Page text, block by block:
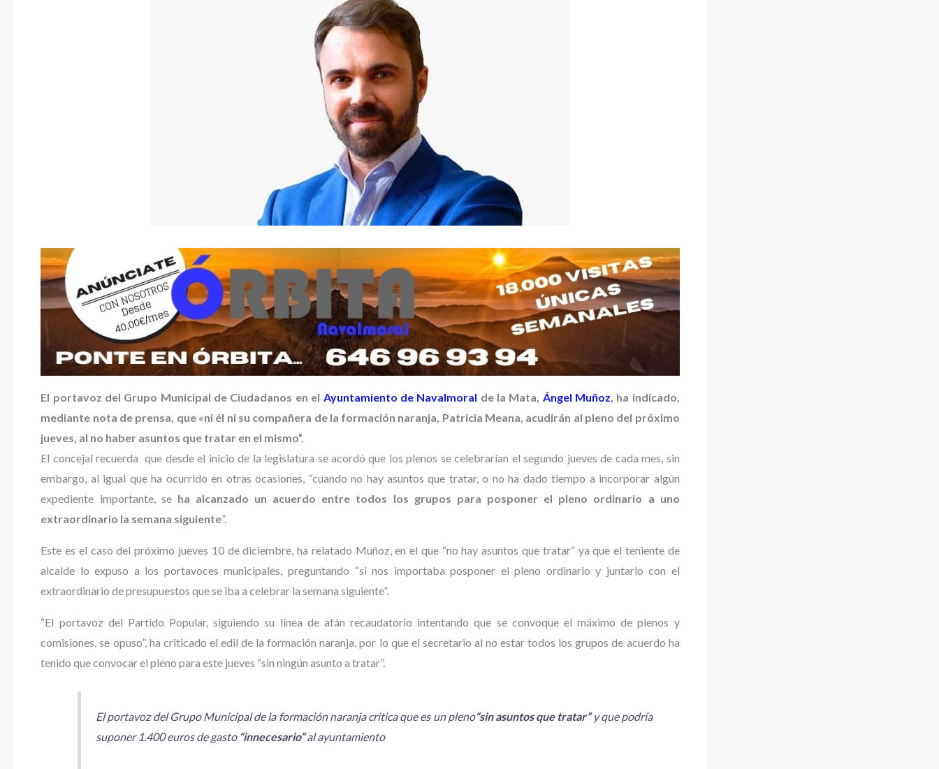
El portavoz del Grupo Municipal de Ciudadanos en el Ayuntamiento de Navalmoral de la Mata, Ángel Muñoz, ha indicado,
mediante nota de prensa, que «ni él ni su compañera de la formación naranja, Patricia Meana, acudirán al pleno del próximo
jueves, al no haber asuntos que tratar en el mismo”.
El concejal recuerda que desde el inicio de la legislatura se acordó que los plenos se celebrarían el segundo jueves de cada mes, sin
embargo, al igual que ha ocurrido en otras ocasiones, “cuando no hay asuntos que tratar, o no ha dado tiempo a incorporar algún
expediente importante, se ha alcanzado un acuerdo entre todos los grupos para posponer el pleno ordinario a uno
extraordinario la semana siguiente”.
Este es el caso del próximo jueves 10 de diciembre, ha relatado Muñoz, en el que “no hay asuntos que tratar” ya que el teniente de
alcalde lo expuso a los portavoces municipales, preguntando “si nos importaba posponer el pleno ordinario y juntarlo con el
extraordinario de presupuestos que se iba a celebrar la semana siguiente”.
“El portavoz del Partido Popular, siguiendo su línea de afán recaudatorio intentando que se convoque el máximo de plenos y
comisiones, se opuso”, ha criticado el edil de la formación naranja, por lo que el secretario al no estar todos los grupos de acuerdo ha
tenido que convocar el pleno para este jueves “sin ningún asunto a tratar”.
El portavoz del Grupo Municipal de la formación naranja critica que es un pleno“sin asuntos que tratar”y que podría
suponer 1.400 euros de gasto “innecesario”al ayuntamiento